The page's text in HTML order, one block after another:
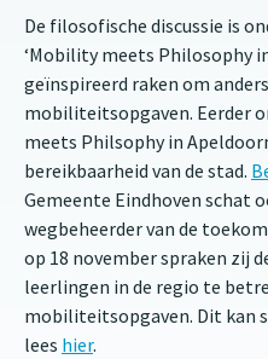
De filosofische discussie is
‘Mobility meets Philosophy
geïnspireerd raken om
mobiliteitsopgaven. Eerder
meets Philsophy in
bereikbaarheid van de stad.
Gemeente Eindhoven schat
wegbeheerder van de
op 18 november spraken zij
leerlingen in de regio te
mobiliteitsopgaven. Dit kan
lees hier.